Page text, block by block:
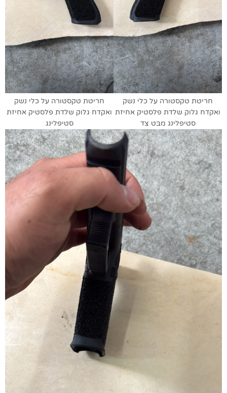
חריטת טקסטורה על כלי נשק
ואקדח גלוק שלדת פלסטיק אחיזת
סטיפלינג מבט צד
חריטת טקסטורה על כלי נשק
ואקדח גלוק שלדת פלסטיק אחיזת
סטיפלינג